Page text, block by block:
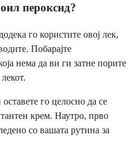
пероксид?
го користите овој лек,
Побарајте
нема да ви ги затне порите
го целосно да се
крем. Наутро, прво
со вашата рутина за